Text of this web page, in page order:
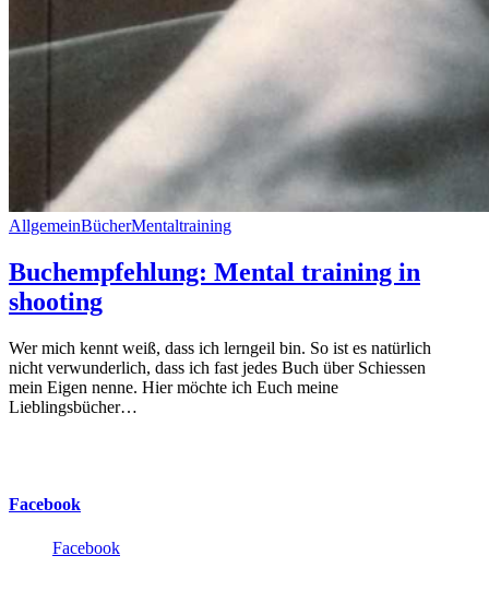
AllgemeinBücherMentaltraining
Buchempfehlung: Mental training in
shooting
Wer mich kennt weiß, dass ich lerngeil bin. So ist es natürlich
nicht verwunderlich, dass ich fast jedes Buch über Schiessen
mein Eigen nenne. Hier möchte ich Euch meine
Lieblingsbücher…
Facebook
Facebook